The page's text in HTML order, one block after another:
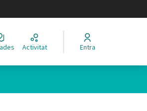
Activitat Entra